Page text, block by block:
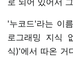
'누코드'라는 이
로그래밍 지식
식)'에서 따온 거